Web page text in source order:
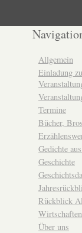
Allgemein
Einladung
Termine
Bücher,
Gedichte
Geschichte
Rückblick
Über uns